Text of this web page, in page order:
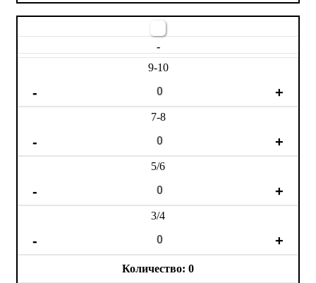
-
9-10
7-8
5/6
3/4
0